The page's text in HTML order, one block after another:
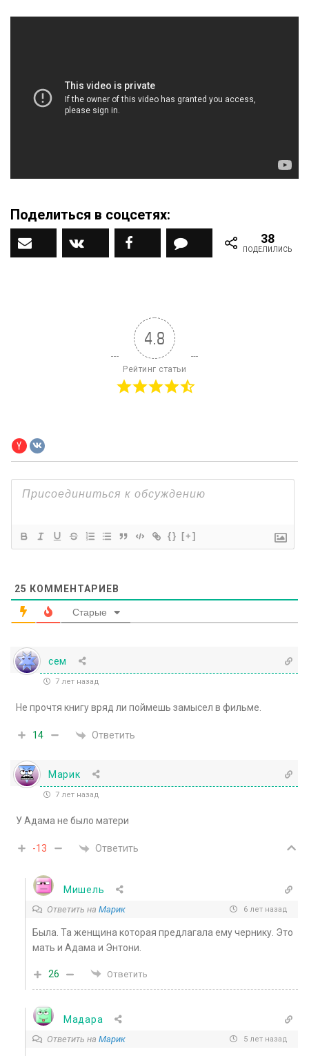
Поделиться в соцсетях:
Наш ДЗЕН каналВконтакте Facebook Комментарии 38
ПОДЕЛИЛИСЬ
4.8
Рейтинг статьи
{} [+]
25 КОММЕНТАРИЕВ
Старые
сем
7 лет назад
Не прочтя книгу вряд ли поймешь замысел в фильме.
14 Ответить
Марик
7 лет назад
У Адама не было матери
-13 Ответить
Мишель
Ответить на Марик 6 лет назад
Была. Та женщина которая предлагала ему чернику. Это
мать и Адама и Энтони.
26 Ответить
Мадара
Ответить на Марик 5 лет назад